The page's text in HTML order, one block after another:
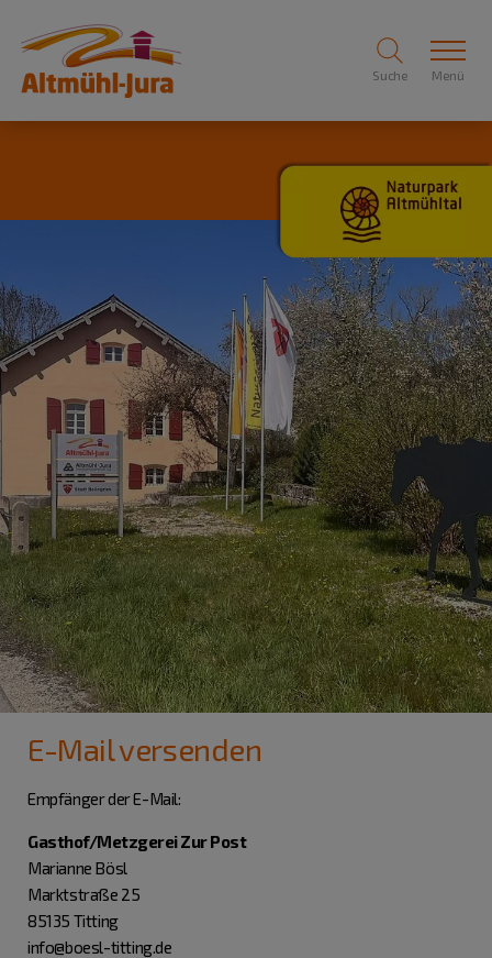
Suche Menü
E-Mail versenden
Empfänger der E-Mail:
Gasthof/Metzgerei Zur Post
Marianne Bösl
Marktstraße 25
85135 Titting
info@boesl-titting.de